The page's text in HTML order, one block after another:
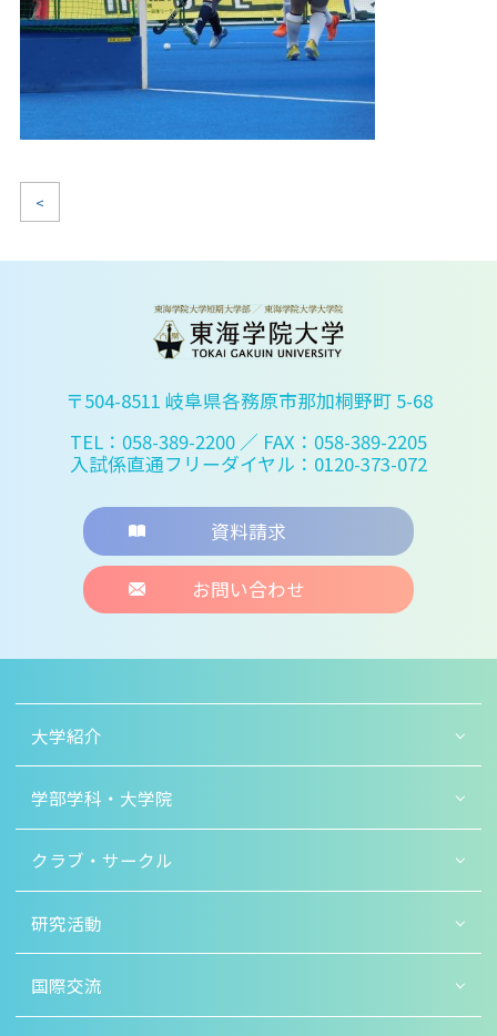
<
〒504-8511 岐阜県各務原市那加桐野町 5-68
TEL：058-389-2200 ／ FAX：058-389-2205
入試係直通フリーダイヤル：0120-373-072
資料請求
お問い合わせ
大学紹介
学部学科・大学院
クラブ・サークル
研究活動
国際交流